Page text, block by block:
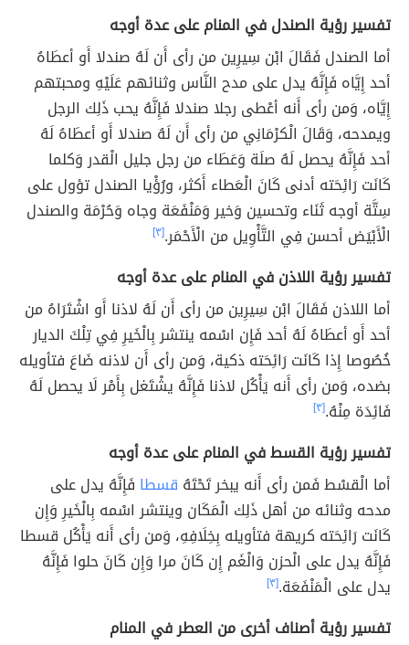
تفسير رؤية الصندل في المنام على عدة أوجه
أما الصندل فَقَالَ ابْن سِيرِين من رأى أَن لَهُ صندلا أَو أعطَاهُ
أحد إِيَّاه فَإِنَّهُ يدل على مدح النَّاس وثنائهم عَلَيْهِ ومحبتهم
إِيَّاه، وَمن رأى أَنه أعْطى رجلا صندلا فَإِنَّهُ يحب ذَلِك الرجل
ويمدحه، وَقَالَ الْكرْمَانِي من رأى أَن لَهُ صندلا أَو أعطَاهُ لَهُ
أحد فَإِنَّهُ يحصل لَهُ صلَة وَعَطَاء من رجل جليل الْقدر وَكلما
كَانَت رَائِحَته أدنى كَانَ الْعَطاء أَكثر، ورُؤْيا الصندل تؤول على
سِتَّة أوجه ثَنَاء وتحسين وَخير وَمَنْفَعَة وجاه وَحُرْمَة والصندل
الْأَبْيَض أحسن فِي التَّأْوِيل من الْأَحْمَر.[٣]
تفسير رؤية اللاذن في المنام على عدة أوجه
أما اللاذن فَقَالَ ابْن سِيرِين من رأى أَن لَهُ لاذنا أَو اشْتَرَاهُ من
أحد أَو أعطَاهُ لَهُ أحد فَإِن اسْمه ينتشر بِالْخَيرِ فِي تِلْكَ الديار
خُصُوصا إِذا كَانَت رَائِحَته ذكية، وَمن رأى أَن لاذنه ضَاعَ فتأويله
بضده، وَمن رأى أَنه يَأْكُل لاذنا فَإِنَّهُ يشْتَغل بِأَمْر لَا يحصل لَهُ
فَائِدَة مِنْهُ.[٣]
تفسير رؤية القسط في المنام على عدة أوجه
أما الْقسْط فَمن رأى أَنه يبخر تَحْتَهُ قسطا فَإِنَّهُ يدل على
مدحه وثنائه من أهل ذَلِك الْمَكَان وينتشر اسْمه بِالْخَيرِ وَإِن
كَانَت رَائِحَته كريهة فتأويله بِخِلَافِهِ، وَمن رأى أَنه يَأْكُل قسطا
فَإِنَّهُ يدل على الْحزن وَالْغَم إِن كَانَ مرا وَإِن كَانَ حلوا فَإِنَّهُ
يدل على الْمَنْفَعَة.[٣]
تفسير رؤية أصناف أخرى من العطر في المنام